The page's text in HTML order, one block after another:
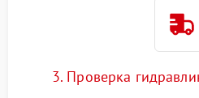
3. Проверка